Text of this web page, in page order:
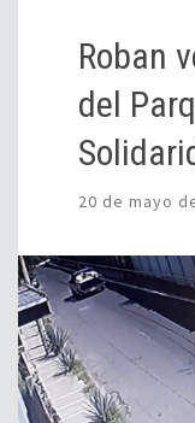
Roban
del
20 de mayo